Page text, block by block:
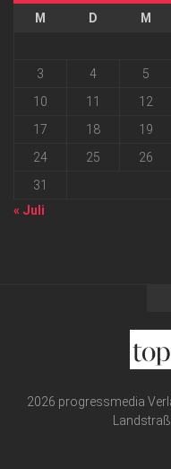
M D M
3
4 5
10
11 12
17
18 19
24
25 26
31
« Juli
2026 progressmedia